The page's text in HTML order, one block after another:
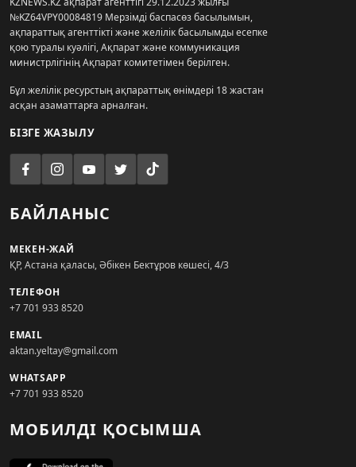
№KZ64VPY00084819 Мерзімді баспасөз басылымын,
ақпараттық агенттікті және желілік басылымды есепке
қою туралы куәлігі, Ақпарат және коммуникация
министрлігінің Ақпарат комитетімен берілген.
Бұл желілік ресурстың ақпараттық өнімдері 18 жастан
асқан азаматтарға арналған.
БІЗГЕ ЖАЗЫЛУ
БАЙЛАНЫС
МЕКЕН-ЖАЙ
ҚР, Астана қаласы, Әбікен Бектұров көшесі, 4/3
ТЕЛЕФОН
+7 701 933 8520
EMAIL
aktan.yeltay@gmail.com
WHATSAPP
+7 701 933 8520
МОБИЛДІ ҚОСЫМША